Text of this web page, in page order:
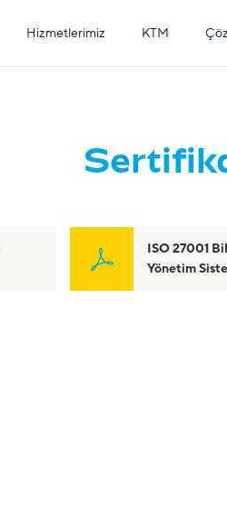
Hizmetlerimiz KTM
ISO 27001
Yönetim